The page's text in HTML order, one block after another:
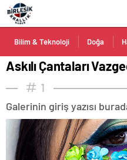
Bilim & Teknoloji Doğa
Askılı Çantaları
1
Galerinin giriş yazısı